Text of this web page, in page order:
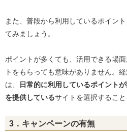
また、普段から利用しているポイン
てみましょう。
ポイントが多くても、活用できる場
トをもらっても意味がありません。
は、
日常的に利用しているポイント
を提供しているサイトを選択すること
3．キャンペーンの有無